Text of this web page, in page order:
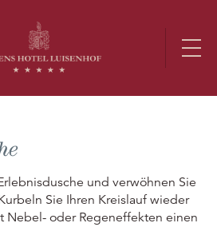
und verwöhnen Sie
Sie Ihren Kreislauf wieder
Nebel- oder Regeneffekten einen